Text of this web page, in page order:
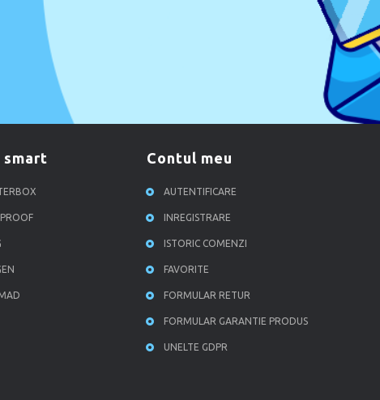
smart contul meu
AUTENTIFICARE
INREGISTRARE
ISTORIC COMENZI
FAVORITE
FORMULAR RETUR
FORMULAR GARANTIE PRODUS
UNELTE GDPR